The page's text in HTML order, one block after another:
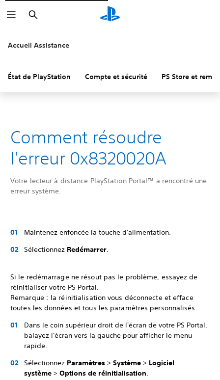
Rechercher
Accueil Assistance
État de PlayStation Compte et sécurité PS Store et
Comment résoudre
l'erreur 0x8320020A
Votre lecteur à distance PlayStation Portal™ a rencontré une
erreur système.
Maintenez enfoncée la touche d'alimentation.
Sélectionnez Redémarrer.
Si le redémarrage ne résout pas le problème, essayez de
réinitialiser votre PS Portal.
Remarque : la réinitialisation vous déconnecte et efface
toutes les données et tous les paramètres personnalisés.
Dans le coin supérieur droit de l'écran de votre PS Portal,
balayez l'écran vers la gauche pour afficher le menu
rapide.
Sélectionnez Paramètres > Système > Logiciel
système > Options de réinitialisation.